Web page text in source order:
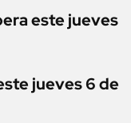
este jueves
jueves 6 de